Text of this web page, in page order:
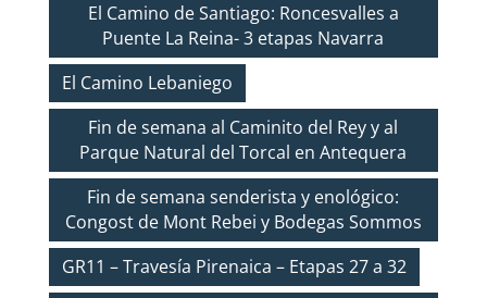
El Camino de Santiago: Roncesvalles a
Puente La Reina- 3 etapas Navarra
El Camino Lebaniego
Fin de semana al Caminito del Rey y al
Parque Natural del Torcal en Antequera
Fin de semana senderista y enológico:
Congost de Mont Rebei y Bodegas Sommos
GR11 – Travesía Pirenaica – Etapas 27 a 32